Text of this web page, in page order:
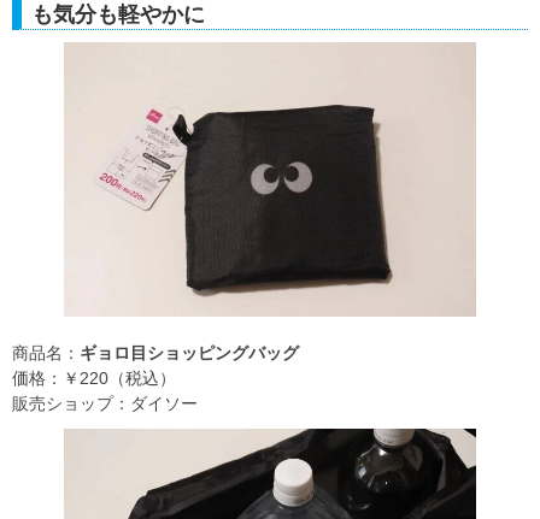
も気分も軽やかに
商品名： ギョロ目ショッピングバッグ
価格：￥220（税込）
販売ショップ：ダイソー